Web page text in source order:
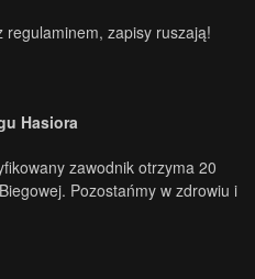
zapisy ruszają!
Hasiora
zawodnik otrzyma 20
Pozostańmy w zdrowiu i